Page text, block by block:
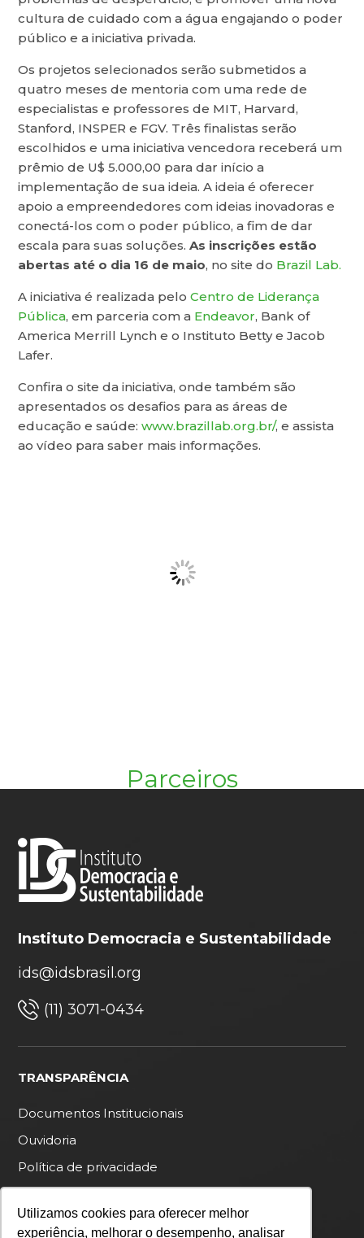
Utilizamos cookies para oferecer melhor
experiência, melhorar o desempenho, analisar
cultura de cuidado com a água engajando o poder
público e a iniciativa privada.
Os projetos selecionados serão submetidos a
quatro meses de mentoria com uma rede de
especialistas e professores de MIT, Harvard,
Stanford, INSPER e FGV. Três finalistas serão
escolhidos e uma iniciativa vencedora receberá um
prêmio de U$ 5.000,00 para dar início a
implementação de sua ideia. A ideia é oferecer
apoio a empreendedores com ideias inovadoras e
conectá-los com o poder público, a fim de dar
escala para suas soluções.As inscrições estão
abertas até o dia 16 de maio, no site do Brazil Lab.
A iniciativa é realizada peloCentro de Liderança
Pública, em parceria com a Endeavor, Bank of
America Merrill Lynch e o Instituto Betty e Jacob
Lafer.
Confira o site da iniciativa, onde também são
apresentados os desafios para as áreas de
educação e saúde:www.brazillab.org.br/, e assista
ao vídeo para saber mais informações.
Parceiros
Instituto Democracia e Sustentabilidade
ids@idsbrasil.org
(11) 3071-0434
TRANSPARÊNCIA
Documentos Institucionais
Ouvidoria
Política de privacidade